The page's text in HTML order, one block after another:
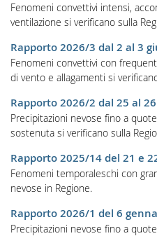
Fenomeni convettivi intensi,
ventilazione si verificano sulla
Rapporto 2026/3 dal 2 al 3
Fenomeni convettivi con
di vento e allagamenti si
Rapporto 2026/2 dal 25 al
Precipitazioni nevose fino a
sostenuta si verificano sulla
Rapporto 2025/14 del 21 e
Fenomeni temporaleschi con
nevose in Regione.
Rapporto 2026/1 del 6
Precipitazioni nevose fino a